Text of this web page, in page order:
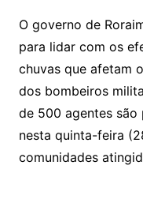
O governo de
para lidar com os
chuvas que afetam
dos bombeiros
de 500 agentes são
nesta quinta-feira
comunidades